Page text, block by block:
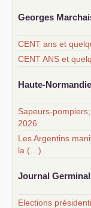
Georges
CENT ans et
CENT ANS et
Haute-Normandie
Sapeurs-
2026
Les Argentins
la (…)
Journal Germinal
Elections